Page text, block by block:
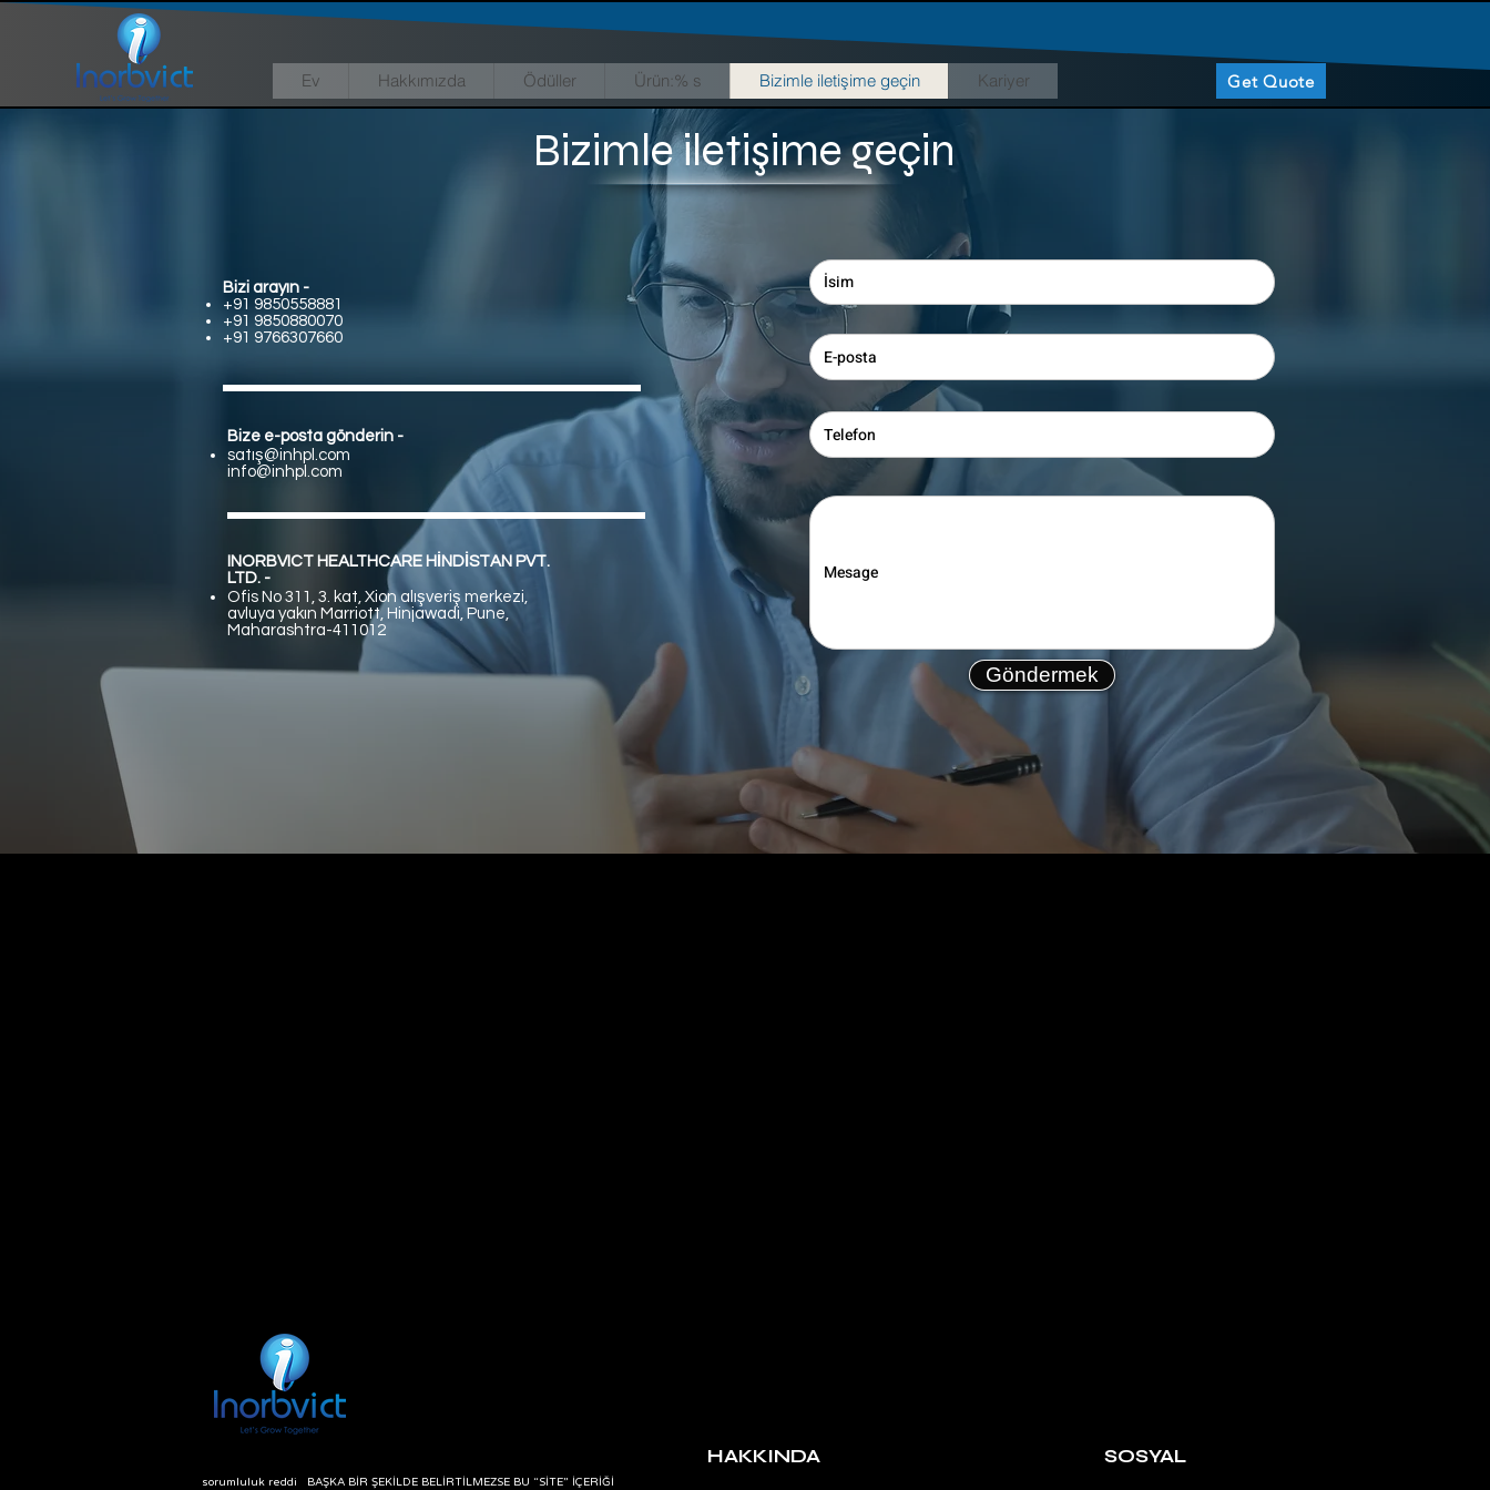
Ev Hakkımızda Ödüller Ürün:% s Bizimle iletişime geçin Kariyer Get Quote
Bizimle iletişime geçin
Bizi arayın -
+91 9850558881
+91 9850880070
+91 9766307660
Bize e-posta gönderin -
satış@inhpl.com
info@inhpl.com
INORBVICT HEALTHCARE HİNDİSTAN PVT.
LTD. -
Ofis No 311, 3. kat, Xion alışveriş merkezi,
avluya yakın Marriott, Hinjawadi, Pune,
Maharashtra-411012
Göndermek
sorumluluk reddi BAŞKA BİR ŞEKİLDE BELİRTİLMEZSE BU “SİTE” İÇERİĞİ
HAKKINDA SOSYAL